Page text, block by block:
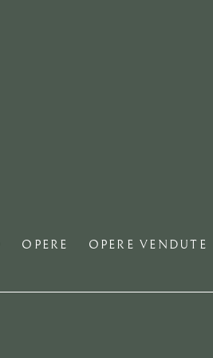
OPERE OPERE VENDUTE